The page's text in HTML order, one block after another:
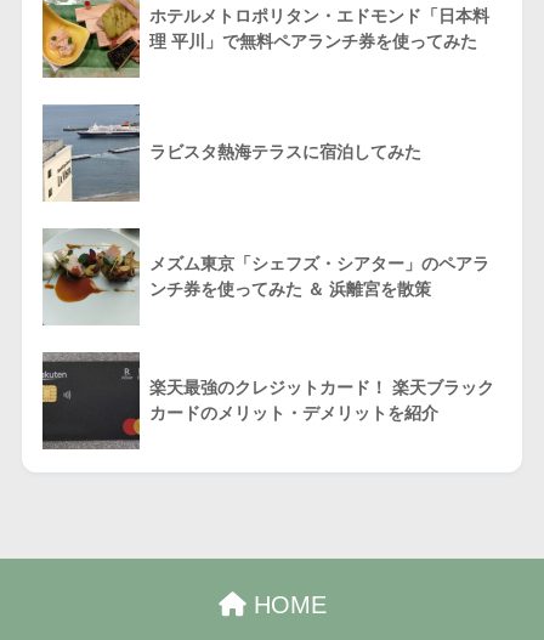
ホテルメトロポリタン・エドモンド「日本料
理 平川」で無料ペアランチ券を使ってみた
ラビスタ熱海テラスに宿泊してみた
メズム東京「シェフズ・シアター」のペアラ
ンチ券を使ってみた ＆ 浜離宮を散策
楽天最強のクレジットカード！ 楽天ブラック
カードのメリット・デメリットを紹介
HOME